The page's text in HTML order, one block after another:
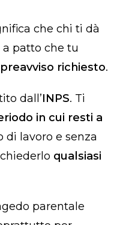
che chi ti dà
a patto che tu
preavviso richiesto.
dall’INPS. Ti
in cui resti a
di lavoro e senza
qualsiasi
parentale